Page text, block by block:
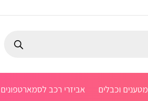
מטענים וכבלים אביזרי רכב לסמארטפונים